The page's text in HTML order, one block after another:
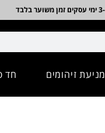
מניעת זיהומים חד